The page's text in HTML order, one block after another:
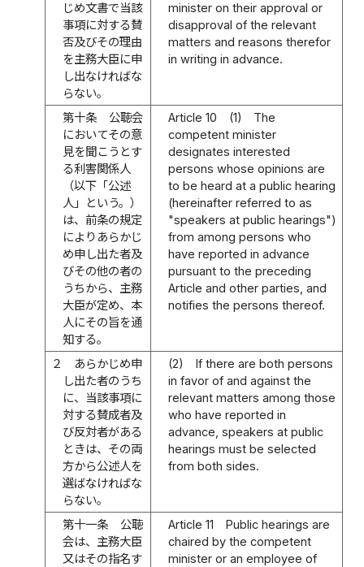
じめ文書で当該
事項に対する賛
否及びその理由
を主務大臣に申
し出なければな
らない。
minister on their approval or
disapproval of the relevant
matters and reasons therefor
in writing in advance.
第十条
公聴会
においてその意
見を聞こうとす
る利害関係人
（以下「公述
人」という。）
は、前条の規定
によりあらかじ
め申し出た者及
びその他の者の
うちから、主務
大臣が定め、本
人にその旨を通
知する。
Article 10 (1)
The
competent minister
designates interested
persons whose opinions are
to be heard at a public hearing
(hereinafter referred to as
"speakers at public hearings")
from among persons who
have reported in advance
pursuant to the preceding
Article and other parties, and
notifies the persons thereof.
２
あらかじめ申
し出た者のうち
に、当該事項に
対する賛成者及
び反対者がある
ときは、その両
方から公述人を
選ばなければな
らない。
(2)
If there are both persons
in favor of and against the
relevant matters among those
who have reported in
advance, speakers at public
hearings must be selected
from both sides.
第十一条
公聴
会は、主務大臣
又はその指名す
Article 11
Public hearings are
chaired by the competent
minister or an employee of